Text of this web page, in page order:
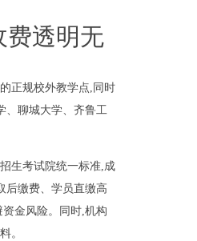
费透明无
正规校外教学点,同时
、聊城大学、齐鲁工
生考试院统一标准,成
后缴费、学员直缴高
金风险。同时,机构
。